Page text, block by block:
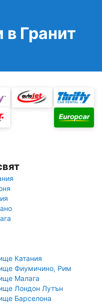
Гранит
Катания
Фиумичино, Рим
Малага
Лондон Лутън
Барселона